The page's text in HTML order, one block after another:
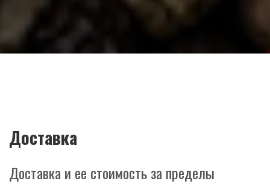
Доставка
Доставка и ее стоимость за пределы